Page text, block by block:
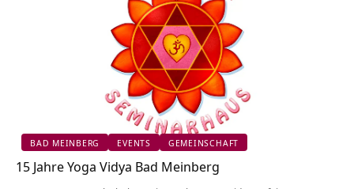
BAD MEINBERG EVENTS GEMEINSCHAFT
15 Jahre Yoga Vidya Bad Meinberg